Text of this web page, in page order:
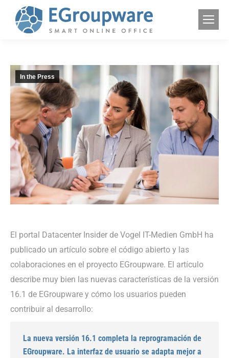
In the Press
El portal Datacenter Insider de Vogel IT-Medien GmbH ha
publicado un artículo sobre el código abierto y las
colaboraciones en el proyecto EGroupware. El artículo
describe muy bien las nuevas características de la versión
16.1 de EGroupware y cómo los usuarios pueden
contribuir al desarrollo:
La nueva versión 16.1 completa la reprogramación de
EGroupware. La interfaz de usuario se adapta mejor a